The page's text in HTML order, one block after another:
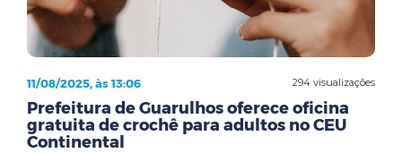
294 visualizações
11/08/2025, às 13:06
Prefeitura de Guarulhos oferece oficina
gratuita de crochê para adultos no CEU
Continental